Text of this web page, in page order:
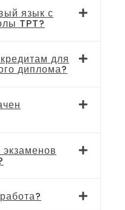
язык с
TPT?
для
диплома?